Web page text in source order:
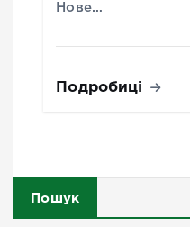
Нове…
Подробиці
Пошук